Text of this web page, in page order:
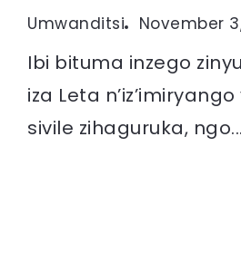
Umwanditsi November
Ibi bituma inzego
iza Leta
sivile zihaguruka, ngo...